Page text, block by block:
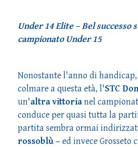
Under 14 Elite – Bel successo
campionato Under 15
Nonostante l'anno di
colmare a questa età, l'STC
un'altra vittorianel
conduce per quasi tutta la
partita sembra ormai
rossoblù –ed invece Grosseto